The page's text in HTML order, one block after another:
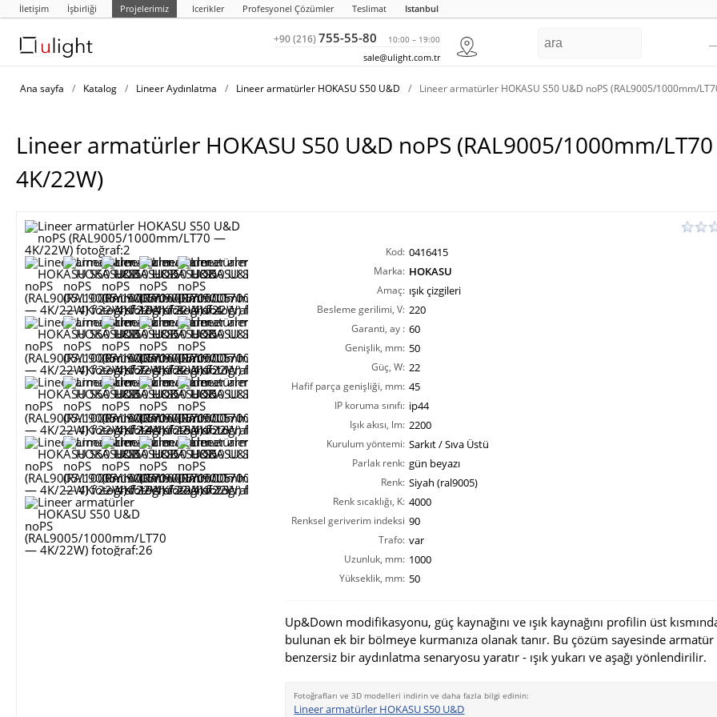
İletişim İşbirliği Projelerimiz Icerikler Profesyonel Çözümler Teslimat Istanbul
+90 (216)755-55-80 10:00 – 19:00
sale@ulight.com.tr
Ana sayfa / Katalog / Lineer Aydınlatma / Lineer armatürler HOKASU S50 U&D / Lineer armatürler HOKASU S50 U&D noPS (RAL9005/1000mm/
Lineer armatürler HOKASU S50 U&D noPS (RAL9005/1000mm/
4K/22W)
Kod: 0416415
Marka: HOKASU
Amaç: ışık çizgileri
Besleme gerilimi, V: 220
Garanti, ay : 60
Genişlik, mm: 50
Güç, W: 22
Hafif parça genişliği, mm: 45
IP koruma sınıfı: ip44
Işık akısı, lm: 2200
Kurulum yöntemi: Sarkıt / Sıva Üstü
Parlak renk: gün beyazı
Renk: Siyah (ral9005)
Renk sıcaklığı, K: 4000
Renksel geriverim indeksi
CRI(Ra):
90
Trafo: var
Uzunluk, mm: 1000
Yükseklik, mm: 50
Up&Down modifikasyonu, güç kaynağını ve ışık kaynağını profilin üst
bulunan ek bir bölmeye kurmanıza olanak tanır. Bu çözüm sayesinde armatür
benzersiz bir aydınlatma senaryosu yaratır - ışık yukarı ve aşağı yönlendirilir.
Fotoğrafları ve 3D modelleri indirin ve daha fazla bilgi edinin:
Lineer armatürler HOKASU S50 U&D